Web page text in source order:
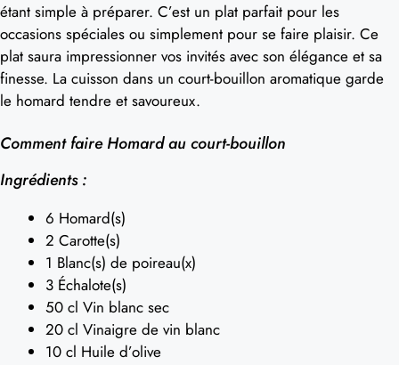
étant simple à préparer. C’est un plat parfait pour les
occasions spéciales ou simplement pour se faire plaisir. Ce
plat saura impressionner vos invités avec son élégance et sa
finesse. La cuisson dans un court-bouillon aromatique garde
le homard tendre et savoureux.
Comment faire Homard au court-bouillon
Ingrédients :
6 Homard(s)
2 Carotte(s)
1 Blanc(s) de poireau(x)
3 Échalote(s)
50 cl Vin blanc sec
20 cl Vinaigre de vin blanc
10 cl Huile d’olive